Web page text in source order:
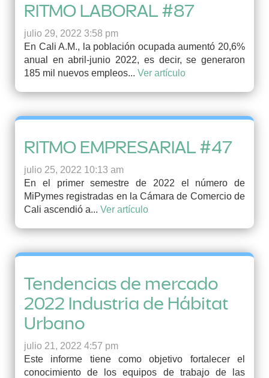
RITMO LABORAL #87
julio 29, 2022 3:58 pm
En Cali A.M., la población ocupada aumentó 20,6%
anual en abril-junio 2022, es decir, se generaron
185 mil nuevos empleos... Ver artículo
RITMO EMPRESARIAL #47
julio 25, 2022 10:13 am
En el primer semestre de 2022 el número de
MiPymes registradas en la Cámara de Comercio de
Cali ascendió a... Ver artículo
Tendencias de mercado
2022 Industria de Hábitat
Urbano
julio 21, 2022 4:57 pm
Este informe tiene como objetivo fortalecer el
conocimiento de los equipos de trabajo de las